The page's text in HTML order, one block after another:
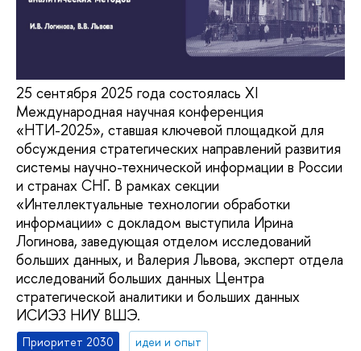
25 сентября 2025 года состоялась XI
Международная научная конференция
«НТИ-2025», ставшая ключевой площадкой для
обсуждения стратегических направлений развития
системы научно-технической информации в России
и странах СНГ. В рамках секции
«Интеллектуальные технологии обработки
информации» с докладом выступила Ирина
Логинова, заведующая отделом исследований
больших данных, и Валерия Львова, эксперт отдела
исследований больших данных Центра
стратегической аналитики и больших данных
ИСИЭЗ НИУ ВШЭ.
Приоритет 2030
идеи и опыт